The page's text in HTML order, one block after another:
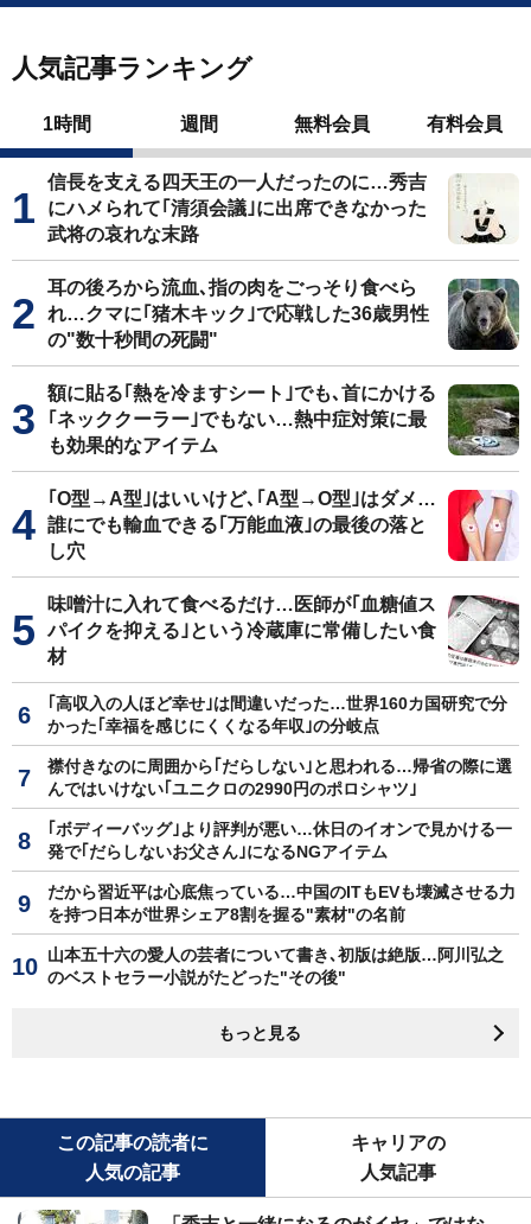
人気記事ランキング
1時間 週間 無料会員 有料会員
信長を支える四天王の一人だったのに…秀吉
にハメられて｢清須会議｣に出席できなかった
武将の哀れな末路
耳の後ろから流血､指の肉をごっそり食べら
れ…クマに｢猪木キック｣で応戦した36歳男性
の"数十秒間の死闘"
額に貼る｢熱を冷ますシート｣でも､首にかける
｢ネッククーラー｣でもない…熱中症対策に最
も効果的なアイテム
｢O型→A型｣はいいけど､｢A型→O型｣はダメ…
誰にでも輸血できる｢万能血液｣の最後の落と
し穴
味噌汁に入れて食べるだけ…医師が｢血糖値ス
パイクを抑える｣という冷蔵庫に常備したい食
材
｢高収入の人ほど幸せ｣は間違いだった…世界160カ国研究で分
かった｢幸福を感じにくくなる年収｣の分岐点
襟付きなのに周囲から｢だらしない｣と思われる…帰省の際に選
んではいけない｢ユニクロの2990円のポロシャツ｣
｢ボディーバッグ｣より評判が悪い…休日のイオンで見かける一
発で｢だらしないお父さん｣になるNGアイテム
だから習近平は心底焦っている…中国のITもEVも壊滅させる力
を持つ日本が世界シェア8割を握る"素材"の名前
山本五十六の愛人の芸者について書き､初版は絶版…阿川弘之
のベストセラー小説がたどった"その後"
もっと見る
この記事の読者に
人気の記事
キャリアの
人気記事